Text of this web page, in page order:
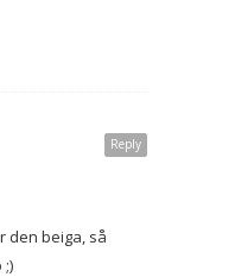
Reply
den beiga, så
;)